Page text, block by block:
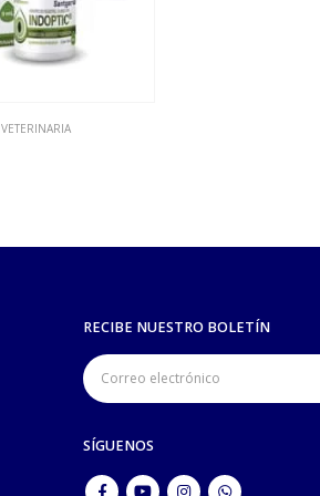
VETERINARIA
RECIBE NUESTRO BOLETÍN
SÍGUENOS